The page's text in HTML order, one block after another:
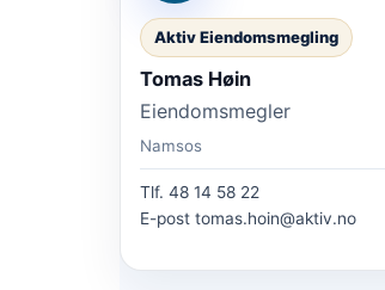
Aktiv Eiendomsmegling
Tomas Høin
Eiendomsmegler
Namsos
Tlf. 48 14 58 22
E-post tomas.hoin@aktiv.no